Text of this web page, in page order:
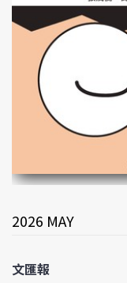
2026 MAY
文匯報